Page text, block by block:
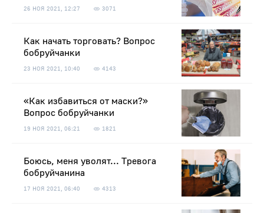
26 НОЯ 2021, 12:27 3071
Как начать торговать? Вопрос
бобруйчанки
23 НОЯ 2021, 10:40 4143
«Как избавиться от маски?»
Вопрос бобруйчанки
19 НОЯ 2021, 06:21 1821
Боюсь, меня уволят... Тревога
бобруйчанина
17 НОЯ 2021, 06:40 4313